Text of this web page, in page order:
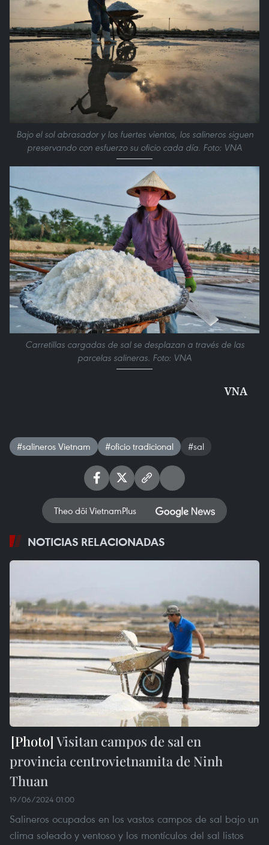
Bajo el sol abrasador y los fuertes vientos, los salineros siguen
preservando con esfuerzo su oficio cada día. Foto: VNA
Carretillas cargadas de sal se desplazan a través de las
parcelas salineras. Foto: VNA
VNA
#salineros Vietnam #oficio tradicional #sal
Theo dõi VietnamPlus
NOTICIAS RELACIONADAS
Visitan campos de sal en
provincia centrovietnamita de Ninh
Thuan
19/06/2024 01:00
Salineros ocupados en los vastos campos de sal bajo un
clima soleado y ventoso y los montículos del sal listos